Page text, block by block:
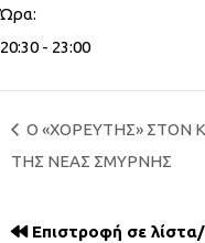
Ώρα:
20:30 - 23:00
Ο «ΧΟΡΕΥΤΗΣ» ΣΤΟΝ
ΤΗΣ ΝΕΑΣ ΣΜΥΡΝΗΣ
Επιστροφή σε